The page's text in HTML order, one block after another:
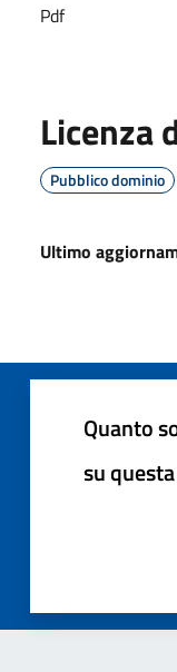
Pdf
Licenza
Pubblico dominio
Ultimo
Quanto
su